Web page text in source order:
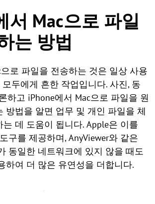
서 Mac으로 파일
는 방법
로 파일을 전송하는 것은 일상 사용
두에게 흔한 작업입니다. 사진, 동
하고 iPhone에서 Mac으로 파일을 원
방법을 알면 업무 및 개인 파일을 체
데 도움이 됩니다. Apple은 이를
구를 제공하며, AnyViewer와 같은
동일한 네트워크에 있지 않을 때도
하여 더 많은 유연성을 더합니다.